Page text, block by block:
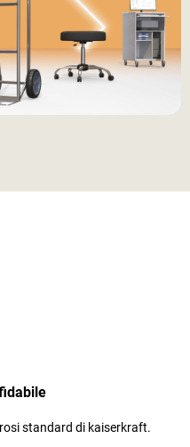
standard di kaiserkraft.